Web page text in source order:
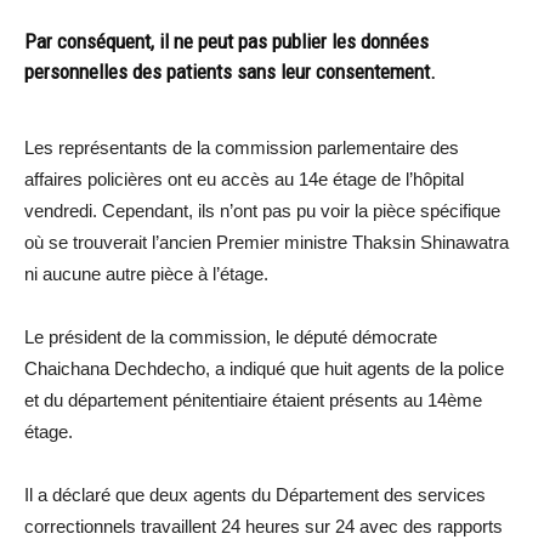
Par conséquent, il ne peut pas publier les données
personnelles des patients sans leur consentement.
Les représentants de la commission parlementaire des
affaires policières ont eu accès au 14e étage de l’hôpital
vendredi. Cependant, ils n’ont pas pu voir la pièce spécifique
où se trouverait l’ancien Premier ministre Thaksin Shinawatra
ni aucune autre pièce à l’étage.
Le président de la commission, le député démocrate
Chaichana Dechdecho, a indiqué que huit agents de la police
et du département pénitentiaire étaient présents au 14ème
étage.
Il a déclaré que deux agents du Département des services
correctionnels travaillent 24 heures sur 24 avec des rapports